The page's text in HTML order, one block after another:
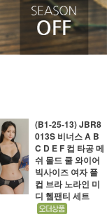
(B1-25-13) JBR8
013S 비너스 A B
C D E F 컵 타공 메
쉬 몰드 쿨 와이어
빅사이즈 여자 풀
컵 브라 노라인 미
디 헴팬티 세트